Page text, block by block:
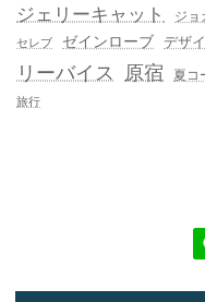
ジェリーキャット
ジョ
セレブ ゼインローブ デザ
リーバイス 原宿 夏コ
旅行